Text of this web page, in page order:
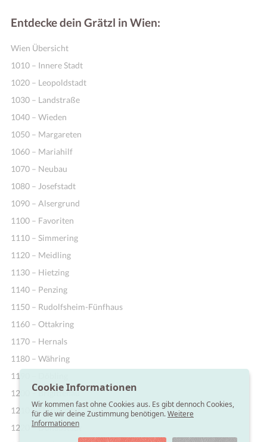
Entdecke dein Grätzl in Wien:
Wien Übersicht
1010 – Innere Stadt
1020 – Leopoldstadt
1030 – Landstraße
1040 – Wieden
1050 – Margareten
1060 – Mariahilf
1070 – Neubau
1080 – Josefstadt
1090 – Alsergrund
1100 – Favoriten
1110 – Simmering
1120 – Meidling
1130 – Hietzing
1140 – Penzing
1150 – Rudolfsheim-Fünfhaus
1160 – Ottakring
1170 – Hernals
1180 – Währing
1190 – Döbling
1200 – Brigittenau
1210 – Floridsdorf
1220 – Donaustadt
Cookie Informationen
Wir kommen fast ohne Cookies aus. Es gibt dennoch Cookies,
für die wir deine Zustimmung benötigen.Weitere
Informationen